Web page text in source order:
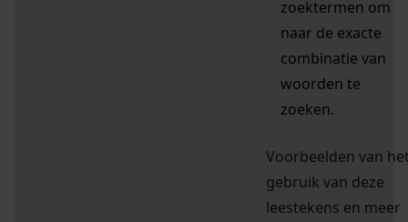
zoektermen om
naar de exacte
combinatie van
woorden te
zoeken.
Voorbeelden van
gebruik van deze
leestekens en meer